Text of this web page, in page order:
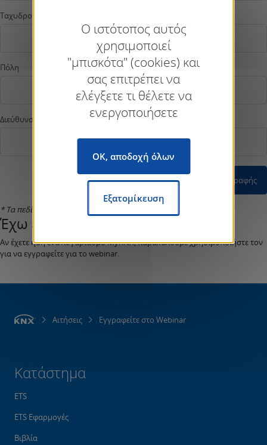
Ταχυδρομικός κώδικας
Πόλη
Διεύθυνση email *
Επιβεβαίωση εγγραφής
* Τα πεδία με αστερίσκο είναι υποχρεωτικά.
Έχω έναν MyKNX λογαριασμό
Αν έχετε ήδη ένα λογαριασμό MyKNX, παρακαλούμε χρησιμοποιήστε τον
για να εγγραφείτε για το webinar.
Αιτήσεις Εγγραφείτε στο Webinar
Κατάστημα
ETS
ETS Εφαρμογές
Βιβλία
Ο ιστότοπος αυτός
χρησιμοποιεί
"μπισκότα" (cookies) και
σας επιτρέπει να
ελέγξετε τι θέλετε να
ενεργοποιήσετε
OK, αποδοχή όλων
Εξατομίκευση